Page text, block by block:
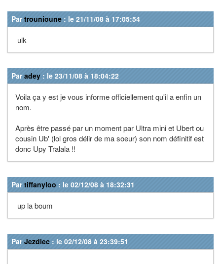
Partrounioune : le 21/11/08 à 17:05:54
ulk
Paradey : le 23/11/08 à 18:04:22
Voila ça y est je vous informe officiellement qu'il a enfin un
nom.
Après être passé par un moment par Ultra mini et Ubert ou
cousin Ub' (lol gros délir de ma soeur) son nom définitif est
donc Upy Tralala !!
Partiffanyloo : le 02/12/08 à 18:32:31
up la boum
ParJezdiec : le 02/12/08 à 23:39:51